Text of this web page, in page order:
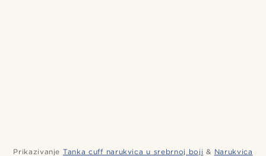
Prikazivanje Tanka cuff narukvica u srebrnoj boji & Narukvica